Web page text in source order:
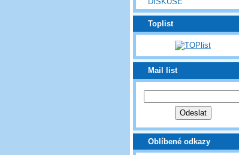
Toplist
Mail list
Oblíbené odkazy